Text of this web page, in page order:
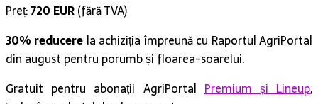
Preț:720 EUR(fără TVA)
30% reducere la achiziția împreună cu Raportul AgriPortal
din august pentru porumb și floarea-soarelui.
Gratuit pentru abonații AgriPortal Premium și Lineup,